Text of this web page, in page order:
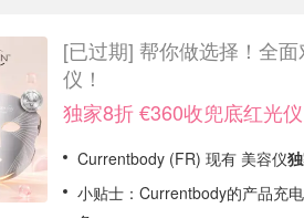
[已过期] 帮你做选择！全
仪！
独家8折 €360收兜底红光仪
Currentbody (FR) 现有 美容仪
小贴士：Currentbody的产品充